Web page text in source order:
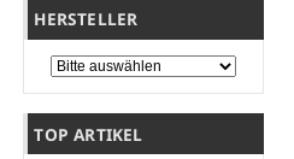
HERSTELLER
Bitte wählen Sie ...
TOP ARTIKEL